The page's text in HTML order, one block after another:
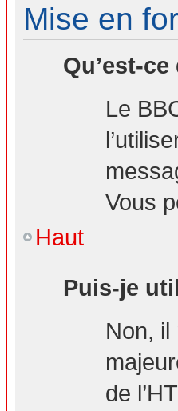
Mise en
Qu’est-
Le
Vous
Haut
Puis-je
Non, il
de